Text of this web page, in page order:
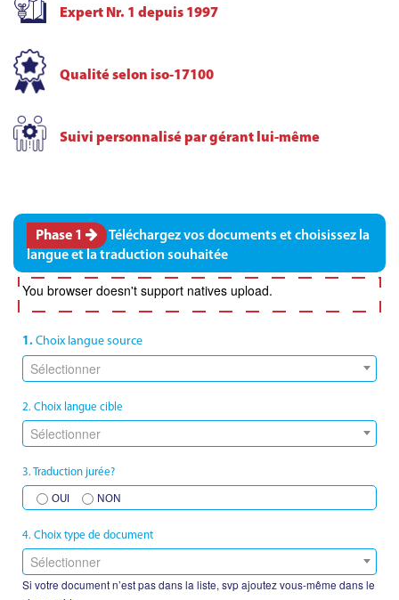
Expert Nr. 1 depuis 1997
Qualité selon iso-17100
Suivi personnalisé par gérant lui-même
Phase 1
Téléchargez vos documents et choisissez la
langue et la traduction souhaitée
You browser doesn't support natives upload.
1. Choix langue source
Sélectionner
2. Choix langue cible
Sélectionner
3. Traduction jurée?
OUI NON
4. Choix type de document
Sélectionner
Si votre document n’est pas dans la liste, svp ajoutez vous-même dans le